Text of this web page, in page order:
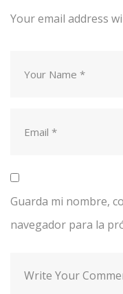
Your email address
Guarda mi nombre,
navegador para la